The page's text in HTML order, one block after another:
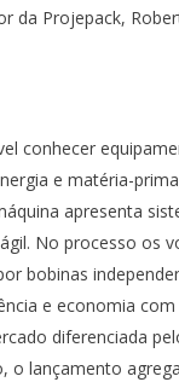
da Projepack,
conhecer
e matéria-
apresenta
No processo os
bobinas
e economia
diferenciada
o lançamento